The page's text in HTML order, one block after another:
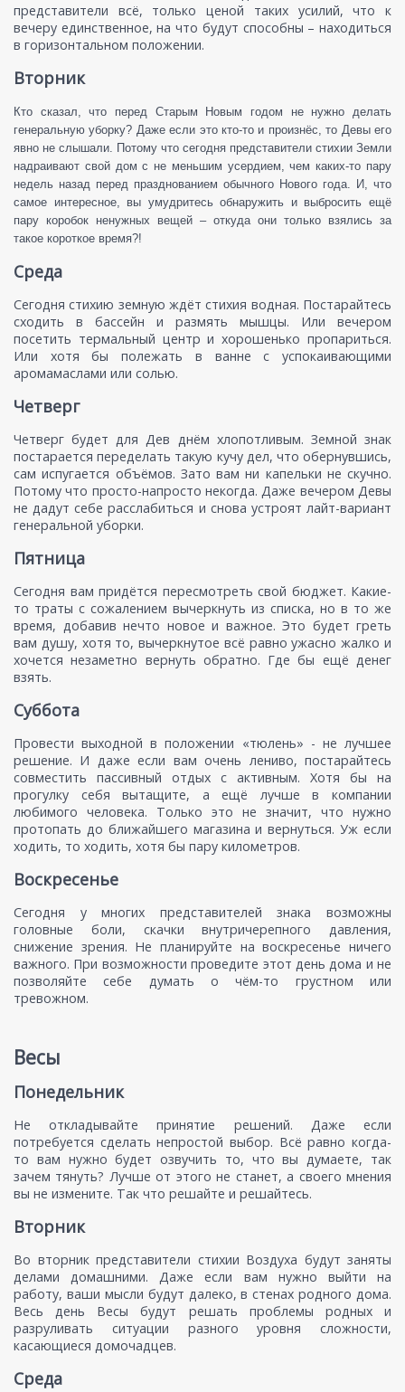
представители всё, только ценой таких усилий, что к
вечеру единственное, на что будут способны – находиться
в горизонтальном положении.
Вторник
Кто сказал, что перед Старым Новым годом не нужно делать
генеральную уборку? Даже если это кто-то и произнёс, то Девы его
явно не слышали. Потому что сегодня представители стихии Земли
надраивают свой дом с не меньшим усердием, чем каких-то пару
недель назад перед празднованием обычного Нового года. И, что
самое интересное, вы умудритесь обнаружить и выбросить ещё
пару коробок ненужных вещей – откуда они только взялись за
такое короткое время?!
Среда
Сегодня стихию земную ждёт стихия водная. Постарайтесь
сходить в бассейн и размять мышцы. Или вечером
посетить термальный центр и хорошенько пропариться.
Или хотя бы полежать в ванне с успокаивающими
аромамаслами или солью.
Четверг
Четверг будет для Дев днём хлопотливым. Земной знак
постарается переделать такую кучу дел, что обернувшись,
сам испугается объёмов. Зато вам ни капельки не скучно.
Потому что просто-напросто некогда. Даже вечером Девы
не дадут себе расслабиться и снова устроят лайт-вариант
генеральной уборки.
Пятница
Сегодня вам придётся пересмотреть свой бюджет. Какие-
то траты с сожалением вычеркнуть из списка, но в то же
время, добавив нечто новое и важное. Это будет греть
вам душу, хотя то, вычеркнутое всё равно ужасно жалко и
хочется незаметно вернуть обратно. Где бы ещё денег
взять.
Суббота
Провести выходной в положении «тюлень» - не лучшее
решение. И даже если вам очень лениво, постарайтесь
совместить пассивный отдых с активным. Хотя бы на
прогулку себя вытащите, а ещё лучше в компании
любимого человека. Только это не значит, что нужно
протопать до ближайшего магазина и вернуться. Уж если
ходить, то ходить, хотя бы пару километров.
Воскресенье
Сегодня у многих представителей знака возможны
головные боли, скачки внутричерепного давления,
снижение зрения. Не планируйте на воскресенье ничего
важного. При возможности проведите этот день дома и не
позволяйте себе думать о чём-то грустном или
тревожном.
Весы
Понедельник
Не откладывайте принятие решений. Даже если
потребуется сделать непростой выбор. Всё равно когда-
то вам нужно будет озвучить то, что вы думаете, так
зачем тянуть? Лучше от этого не станет, а своего мнения
вы не измените. Так что решайте и решайтесь.
Вторник
Во вторник представители стихии Воздуха будут заняты
делами домашними. Даже если вам нужно выйти на
работу, ваши мысли будут далеко, в стенах родного дома.
Весь день Весы будут решать проблемы родных и
разруливать ситуации разного уровня сложности,
касающиеся домочадцев.
Среда